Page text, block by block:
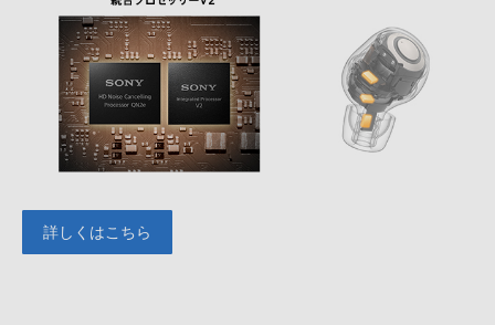
詳しくはこちら